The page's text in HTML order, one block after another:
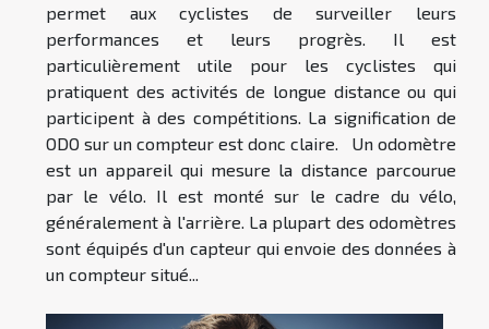
permet aux cyclistes de surveiller leurs
performances et leurs progrès. Il est
particulièrement utile pour les cyclistes qui
pratiquent des activités de longue distance ou qui
participent à des compétitions. La signification de
ODO sur un compteur est donc claire. Un odomètre
est un appareil qui mesure la distance parcourue
par le vélo. Il est monté sur le cadre du vélo,
généralement à l'arrière. La plupart des odomètres
sont équipés d'un capteur qui envoie des données à
un compteur situé...